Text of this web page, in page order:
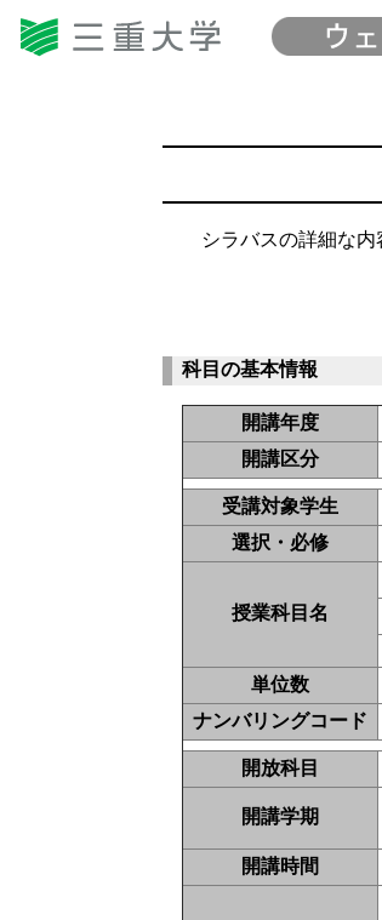
シラバスの詳細な内
科目の基本情報
開講年度
開講区分
受講対象学生
選択・必修
授業科目名
単位数
ナンバリングコード
開放科目
開講学期
開講時間